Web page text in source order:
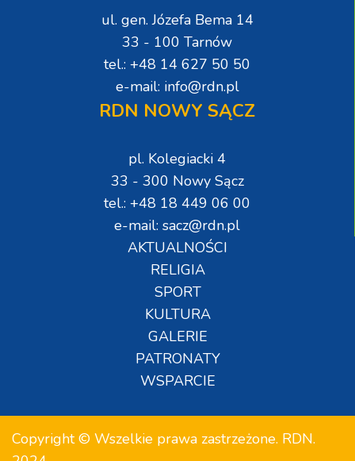
ul. gen. Józefa Bema 14
33 - 100 Tarnów
tel.: +48 14 627 50 50
e-mail: info@rdn.pl
RDN NOWY SĄCZ
pl. Kolegiacki 4
33 - 300 Nowy Sącz
tel.: +48 18 449 06 00
e-mail: sacz@rdn.pl
AKTUALNOŚCI
RELIGIA
SPORT
KULTURA
GALERIE
PATRONATY
WSPARCIE
Copyright © Wszelkie prawa zastrzeżone. RDN.